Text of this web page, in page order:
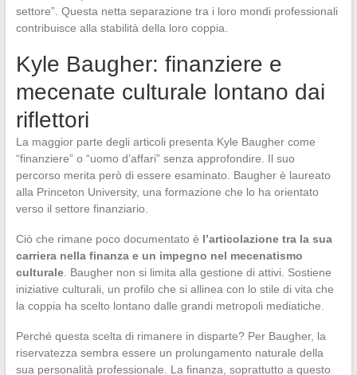
settore”. Questa netta separazione tra i loro mondi professionali
contribuisce alla stabilità della loro coppia.
Kyle Baugher: finanziere e
mecenate culturale lontano dai
riflettori
La maggior parte degli articoli presenta Kyle Baugher come
“finanziere” o “uomo d’affari” senza approfondire. Il suo
percorso merita però di essere esaminato. Baugher è laureato
alla Princeton University, una formazione che lo ha orientato
verso il settore finanziario.
Ciò che rimane poco documentato è l’articolazione tra la sua
carriera nella finanza e un impegno nel mecenatismo
culturale. Baugher non si limita alla gestione di attivi. Sostiene
iniziative culturali, un profilo che si allinea con lo stile di vita che
la coppia ha scelto lontano dalle grandi metropoli mediatiche.
Perché questa scelta di rimanere in disparte? Per Baugher, la
riservatezza sembra essere un prolungamento naturale della
sua personalità professionale. La finanza, soprattutto a questo